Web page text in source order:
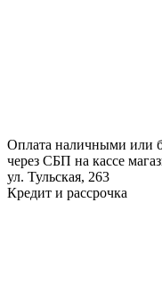
Оплата наличными или
через СБП на кассе
ул. Тульская, 263
Кредит и рассрочка